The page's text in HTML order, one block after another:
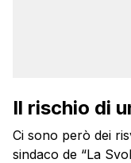
Il rischio di
Ci sono però dei
sindaco de “La